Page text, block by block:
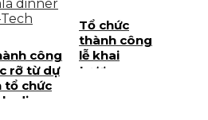
công
rỡ từ dự
tổ chức
dinner
Tổ chức
thành công
lễ khai
trương